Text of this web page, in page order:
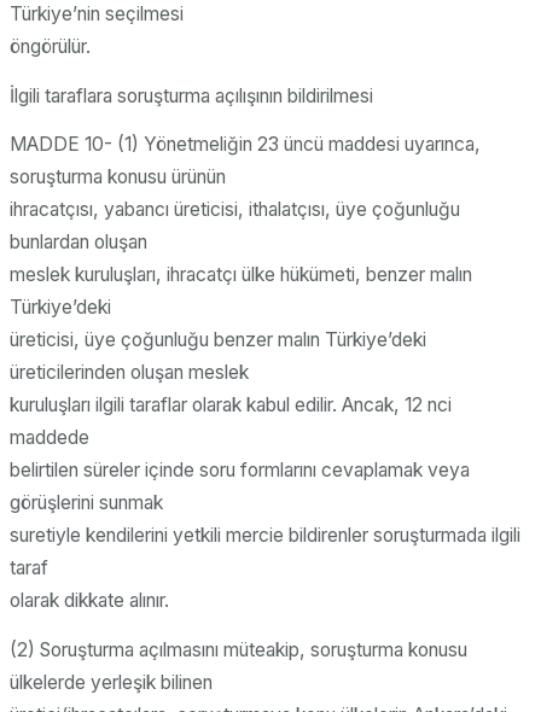
Türkiye’nin seçilmesi
öngörülür.
İlgili taraflara soruşturma açılışının bildirilmesi
MADDE 10- (1) Yönetmeliğin 23 üncü maddesi uyarınca,
soruşturma konusu ürünün
ihracatçısı, yabancı üreticisi, ithalatçısı, üye çoğunluğu
bunlardan oluşan
meslek kuruluşları, ihracatçı ülke hükümeti, benzer malın
Türkiye’deki
üreticisi, üye çoğunluğu benzer malın Türkiye’deki
üreticilerinden oluşan meslek
kuruluşları ilgili taraflar olarak kabul edilir. Ancak, 12 nci
maddede
belirtilen süreler içinde soru formlarını cevaplamak veya
görüşlerini sunmak
suretiyle kendilerini yetkili mercie bildirenler soruşturmada ilgili
taraf
olarak dikkate alınır.
(2) Soruşturma açılmasını müteakip, soruşturma konusu
ülkelerde yerleşik bilinen